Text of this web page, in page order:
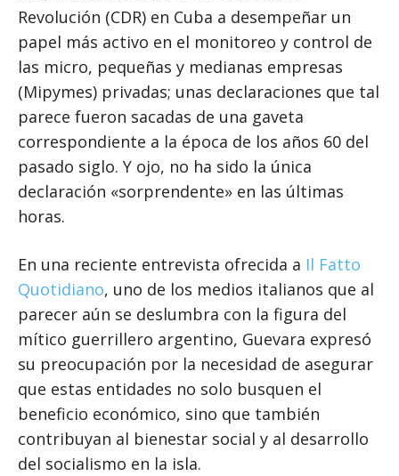
Revolución (CDR) en Cuba a desempeñar un
papel más activo en el monitoreo y control de
las micro, pequeñas y medianas empresas
(Mipymes) privadas; unas declaraciones que tal
parece fueron sacadas de una gaveta
correspondiente a la época de los años 60 del
pasado siglo. Y ojo, no ha sido la única
declaración «sorprendente» en las últimas
horas.
En una reciente entrevista ofrecida a Il Fatto
Quotidiano, uno de los medios italianos que al
parecer aún se deslumbra con la figura del
mítico guerrillero argentino, Guevara expresó
su preocupación por la necesidad de asegurar
que estas entidades no solo busquen el
beneficio económico, sino que también
contribuyan al bienestar social y al desarrollo
del socialismo en la isla.